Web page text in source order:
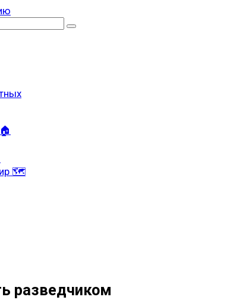
🗺
разведчиком